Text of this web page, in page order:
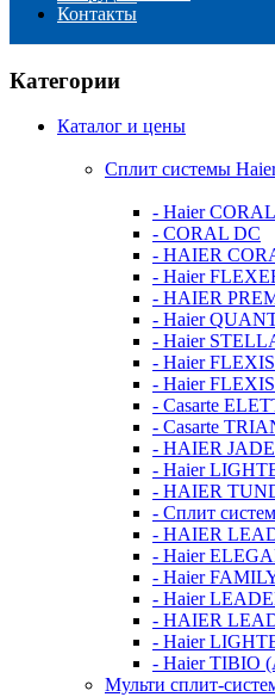
Контакты
Категории
Каталог и цены
Сплит системы
- Haier CORAL
- CORAL DC
- HAIER
- Haier
- HAIER
- Haier
- Haier
- Haier
- Haier
- Casarte
- Casarte
- HAIER JADE
- Haier
- HAIER
- Сплит
- HAIER
- Haier
- Haier
- Haier
- HAIER
- Haier
- Haier TIBIO
Мульти сплит-